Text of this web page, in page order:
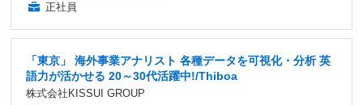
正社員
「東京」 海外事業アナリスト 各種データを可視化・分析 英
語力が活かせる 20～30代活躍中!/Thiboa
株式会社KISSUI GROUP